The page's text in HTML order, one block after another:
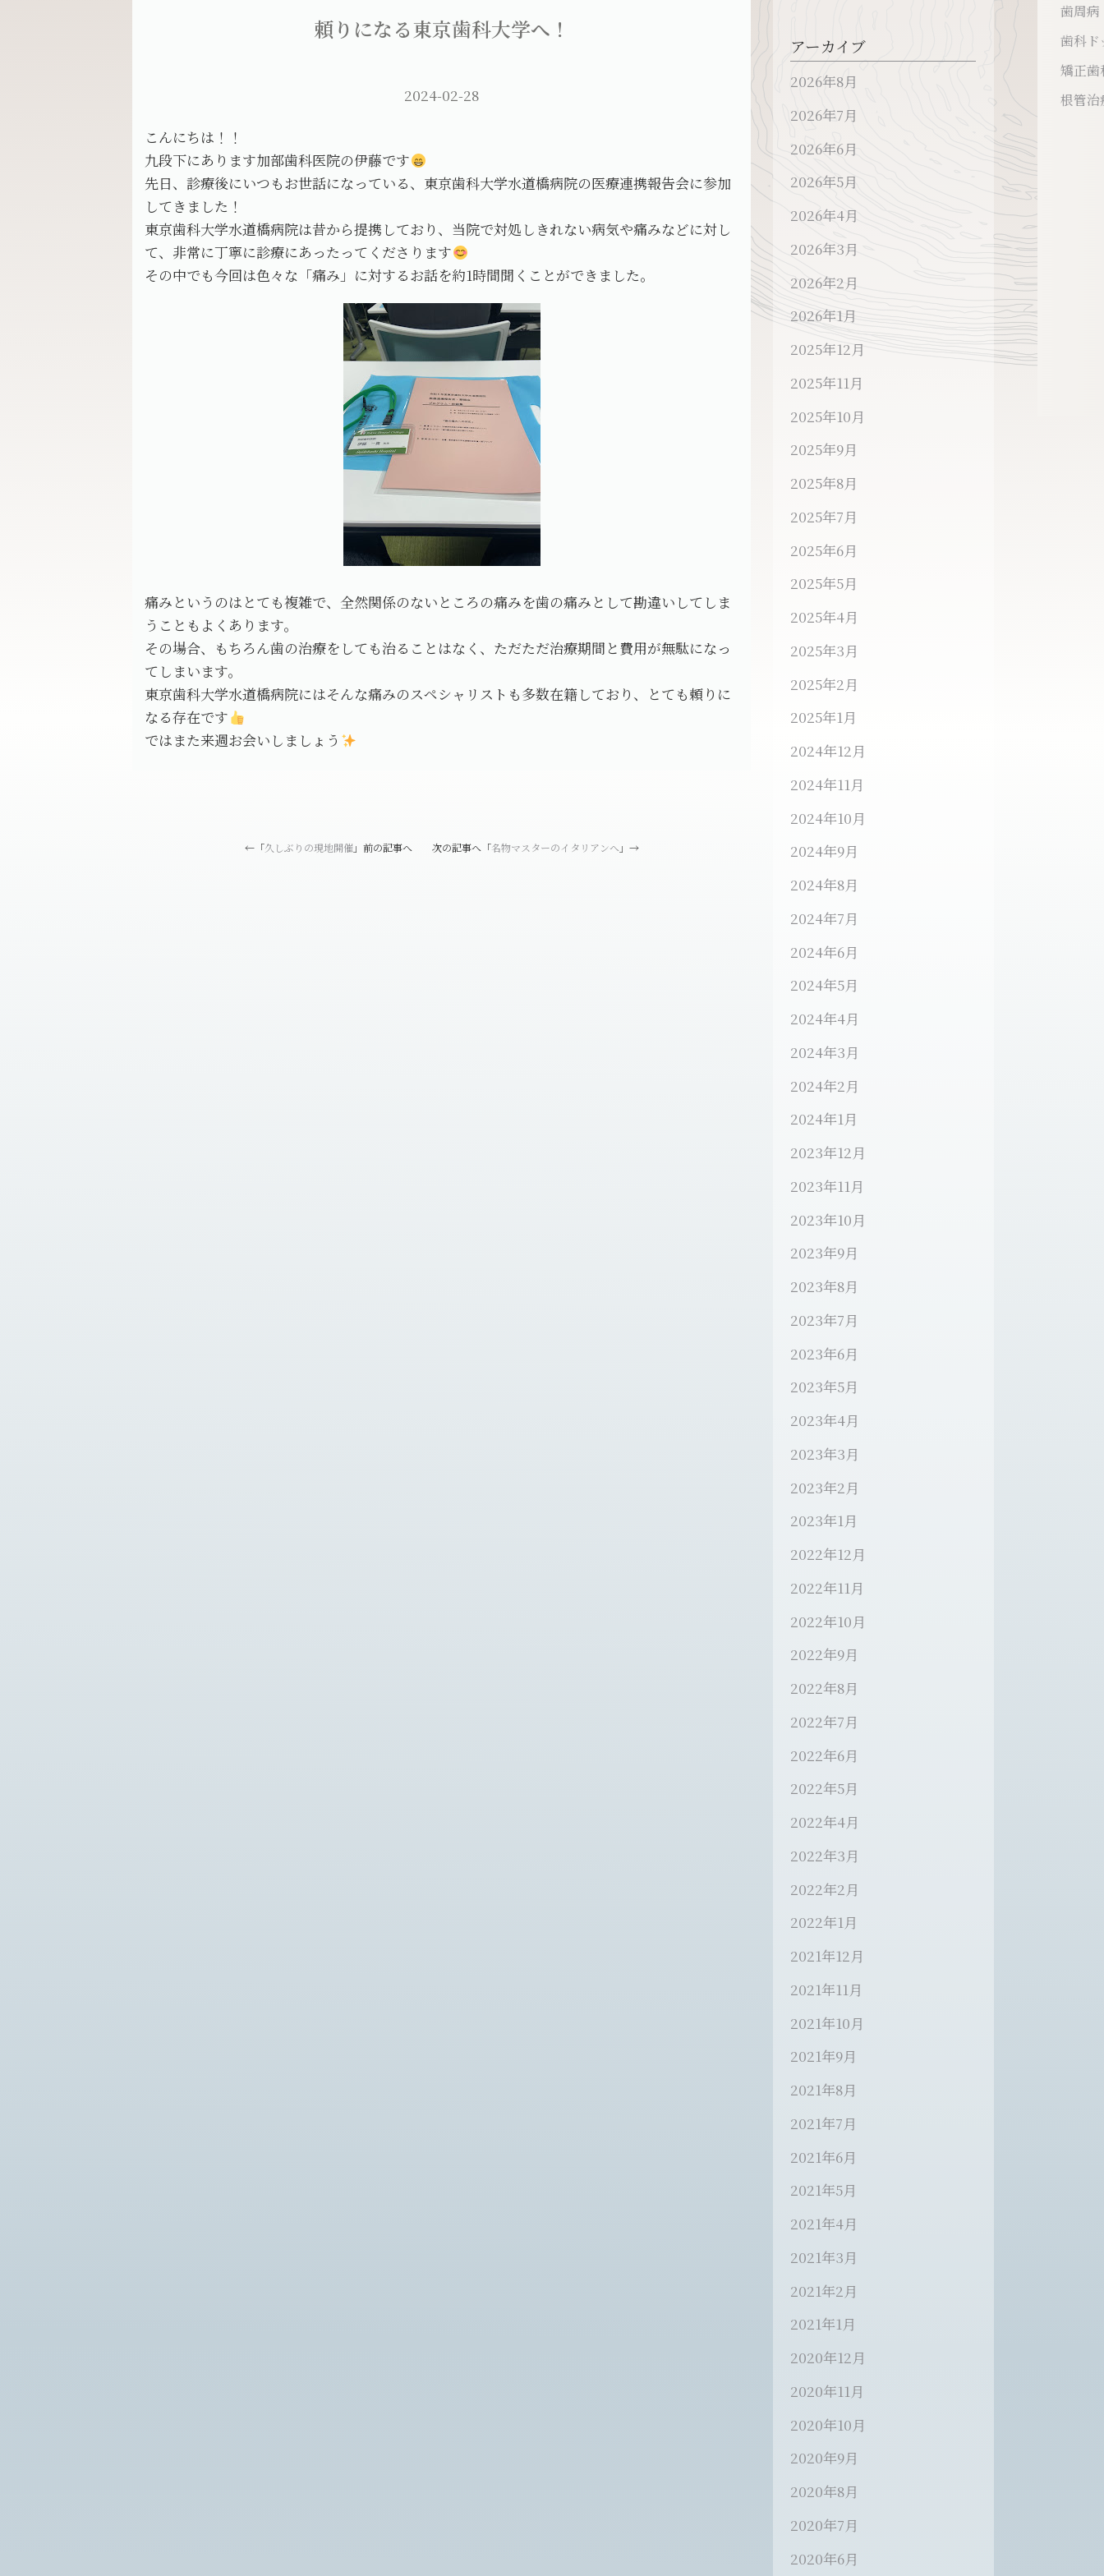
歯周病
歯科ド
矯正歯
根管治
頼りになる東京歯科大学へ！
2024-02-28
こんにちは！！
九段下にあります加部歯科医院の伊藤です
先日、診療後にいつもお世話になっている、東京歯科大学水道橋病院の医療連携報告会に参加
してきました！
東京歯科大学水道橋病院は昔から提携しており、当院で対処しきれない病気や痛みなどに対し
て、非常に丁寧に診療にあったってくださります
その中でも今回は色々な「痛み」に対するお話を約1時間聞くことができました。
痛みというのはとても複雑で、全然関係のないところの痛みを歯の痛みとして勘違いしてしま
うこともよくあります。
その場合、もちろん歯の治療をしても治ることはなく、ただただ治療期間と費用が無駄になっ
てしまいます。
東京歯科大学水道橋病院にはそんな痛みのスペシャリストも多数在籍しており、とても頼りに
なる存在です
ではまた来週お会いしましょう
←「久しぶりの現地開催」前の記事へ 次の記事へ「名物マスターのイタリアンへ 」→
アーカイブ
2026年8月
2026年7月
2026年6月
2026年5月
2026年4月
2026年3月
2026年2月
2026年1月
2025年12月
2025年11月
2025年10月
2025年9月
2025年8月
2025年7月
2025年6月
2025年5月
2025年4月
2025年3月
2025年2月
2025年1月
2024年12月
2024年11月
2024年10月
2024年9月
2024年8月
2024年7月
2024年6月
2024年5月
2024年4月
2024年3月
2024年2月
2024年1月
2023年12月
2023年11月
2023年10月
2023年9月
2023年8月
2023年7月
2023年6月
2023年5月
2023年4月
2023年3月
2023年2月
2023年1月
2022年12月
2022年11月
2022年10月
2022年9月
2022年8月
2022年7月
2022年6月
2022年5月
2022年4月
2022年3月
2022年2月
2022年1月
2021年12月
2021年11月
2021年10月
2021年9月
2021年8月
2021年7月
2021年6月
2021年5月
2021年4月
2021年3月
2021年2月
2021年1月
2020年12月
2020年11月
2020年10月
2020年9月
2020年8月
2020年7月
2020年6月